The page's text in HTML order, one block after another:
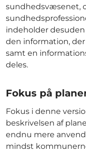
sundhedsvæsenet,
indeholder
den information,
samt en
deles.
Fokus på
Fokus i denne
beskrivelsen af
endnu mere
mindst